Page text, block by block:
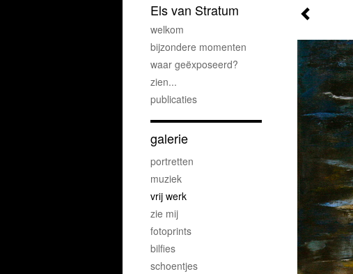
Els van Stratum
welkom
bijzondere momenten
waar geëxposeerd?
zien...
publicaties
galerie
portretten
muziek
vrij werk
zie mij
fotoprints
bilfies
schoentjes